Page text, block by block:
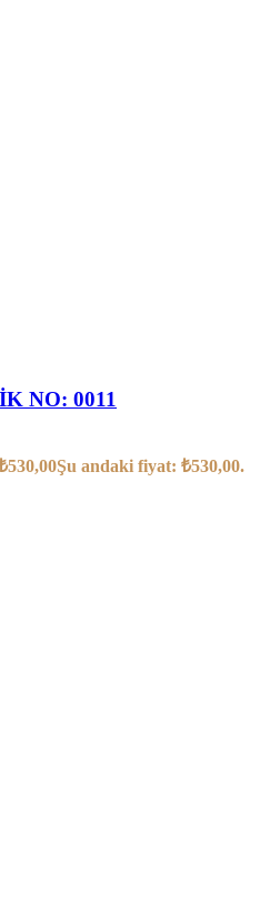
NO: 0011
530,00Şu andaki fiyat: ₺530,00.